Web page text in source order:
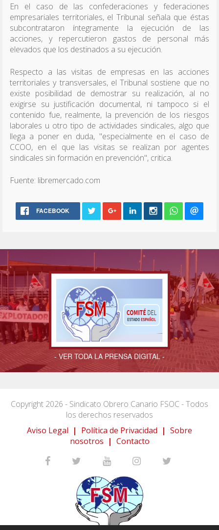
En el caso de las confederaciones y federaciones
empresariales territoriales, el Tribunal señala que éstas
subcontrataron íntegramente la ejecución de las
acciones, y repercutieron gastos de personal más
elevados que los destinados a su ejecución.
Respecto a las visitas de empresas en las acciones
territoriales y transversales, el Tribunal sostiene que no
existe posibilidad de demostrar su realización, al no
exigirse su justificación documental, ni tampoco si el
contenido fue, realmente, la prevención de los riesgos
laborales u otro tipo de actividades sindicales, algo que
llega a poner en duda, "especialmente en el caso de
CCOO, en el que las visitas se realizan por agentes
sindicales sin formación en prevención", critica.
Fuente: libremercado.com
FACEBOOK
- VER TODA LA PRENSA DIGITAL -
Copyright 2026 - Sindicato Obrero Canario FSOC - Todos
los derechos reservados
Aviso Legal | Política de Privacidad | Sobre
nosotros | Contacto